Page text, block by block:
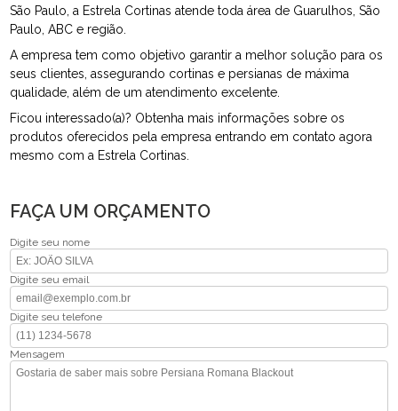
São Paulo, a Estrela Cortinas atende toda área de Guarulhos, São
Paulo, ABC e região.
A empresa tem como objetivo garantir a melhor solução para os
seus clientes, assegurando cortinas e persianas de máxima
qualidade, além de um atendimento excelente.
Ficou interessado(a)? Obtenha mais informações sobre os
produtos oferecidos pela empresa entrando em contato agora
mesmo com a Estrela Cortinas.
FAÇA UM ORÇAMENTO
Digite seu nome
Digite seu email
Digite seu telefone
Mensagem